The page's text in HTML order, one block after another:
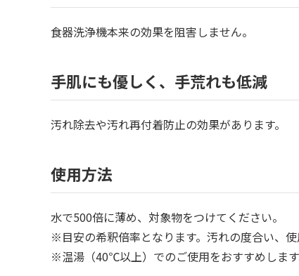
食器洗浄機本来の効果を阻害しません。
手肌にも優しく、手荒れも低減
汚れ除去や汚れ再付着防止の効果があります。
使用方法
水で500倍に薄め、対象物をつけてください。
※目安の希釈倍率となります。汚れの度合い、
※温湯（40℃以上）でのご使用をおすすめします